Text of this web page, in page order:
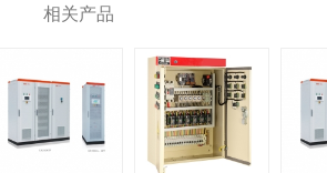
相关产品